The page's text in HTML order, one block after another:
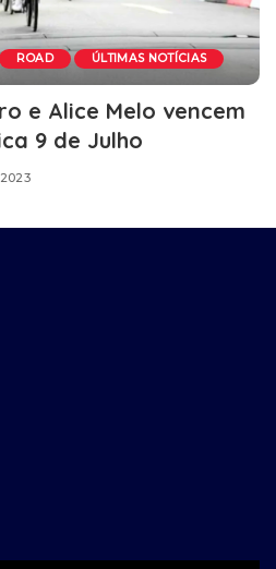
ROAD ÚLTIMAS NOTÍCIAS
e Alice Melo vencem
9 de Julho